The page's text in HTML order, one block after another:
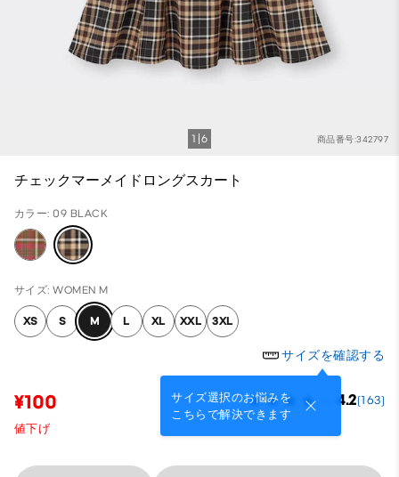
商品番号:342797
1 6
チェックマーメイドロングスカート
カラー: 09 BLACK
サイズ: WOMEN M
XS S M L XL XXL 3XL
サイズを確認する
サイズ選択のお悩みを
こちらで解決できます
¥100 4.2(163)
値下げ